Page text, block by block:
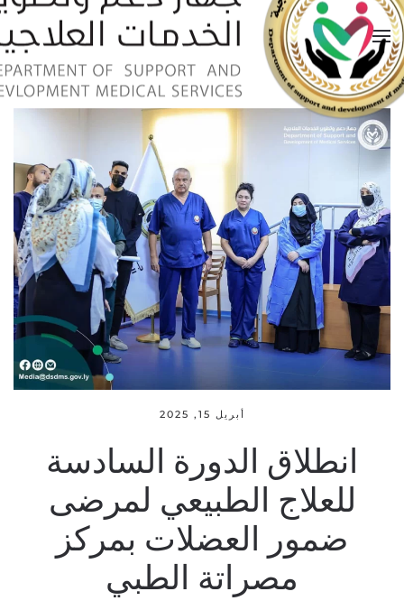
أبريل 15, 2025
انطلاق الدورة السادسة
للعلاج الطبيعي لمرضى
ضمور العضلات بمركز
مصراتة الطبي